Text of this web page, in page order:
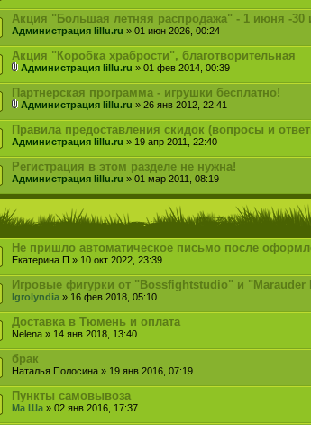
Акция "Большая летняя распродажа" - 1 июня -30
Администрация lillu.ru » 01 июн 2026, 00:24
Акция "Коробка храбрости", благотворительная
Администрация lillu.ru » 01 фев 2014, 00:39
Партнерская программа - игрушки бесплатно!
Администрация lillu.ru » 26 янв 2012, 22:41
Правила предоставления скидок (вопросы и
Администрация lillu.ru » 19 апр 2011, 22:40
Регистрация в этом разделе не нужна!
Администрация lillu.ru » 01 мар 2011, 08:19
Не пришло автоматическое письмо после
Екатерина П » 10 окт 2022, 23:39
Игровые фигурки от "Bossfightstudio" и "Marauder
Igrolyndia » 16 фев 2018, 05:10
Доставка в Тюмень и оплата
Nelena » 14 янв 2018, 13:40
брак
Наталья Полосина » 19 янв 2016, 07:19
Пункты самовывоза
Ма Ша » 02 янв 2016, 17:37